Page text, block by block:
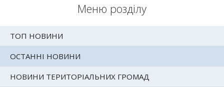
Меню розділу
ТОП НОВИНИ
ОСТАННІ НОВИНИ
НОВИНИ ТЕРИТОРІАЛЬНИХ ГРОМАД